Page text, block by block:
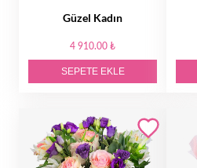
Güzel Kadın
4 910.00 ₺
SEPETE EKLE